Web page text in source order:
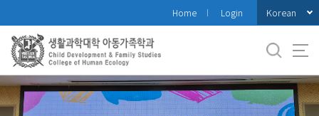
로
메
뉴
Home Login Korean